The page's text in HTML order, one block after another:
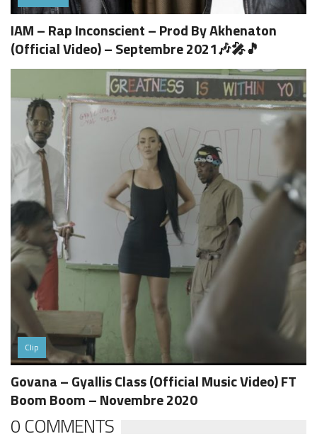
IAM – Rap Inconscient – Prod By Akhenaton
(Official Video) – Septembre 2021🎶🎤🎵
Clip
Govana – Gyallis Class (Official Music Video) FT
Boom Boom – Novembre 2020
0 COMMENTS